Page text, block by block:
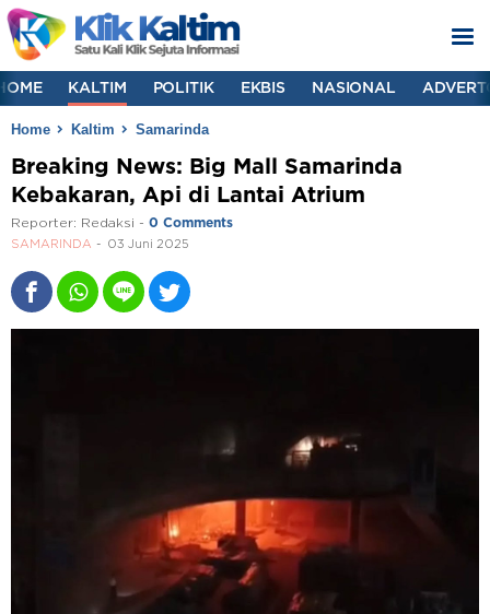
KALTIM POLITIK EKBIS NASIONAL
Home Kaltim Samarinda
Breaking News: Big Mall Samarinda
Kebakaran, Api di Lantai Atrium
Reporter: Redaksi - 0 Comments
SAMARINDA 03 Juni 2025